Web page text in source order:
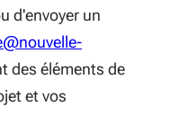
d'envoyer un
des éléments de
et vos